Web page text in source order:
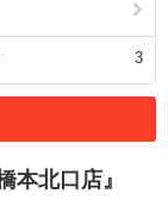
3
本北口店』